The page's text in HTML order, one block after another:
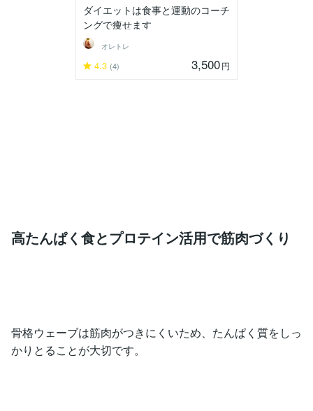
ダイエットは食事と運動のコーチ
ングで痩せます
オレトレ
4.3 (4) 3,500円
高たんぱく食とプロテイン活用で筋肉づくり
骨格ウェーブは筋肉がつきにくいため、たんぱく質をしっ
かりとることが大切です。